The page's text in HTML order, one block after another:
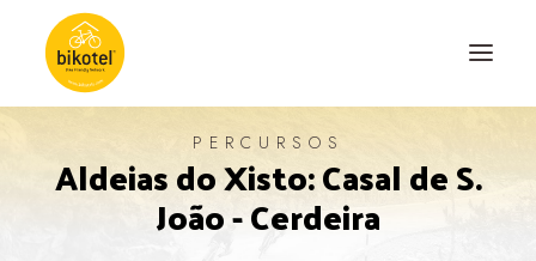
SOBRE NÓS
PERCURSOS
Aldeias do Xisto: Casal de S.
João - Cerdeira